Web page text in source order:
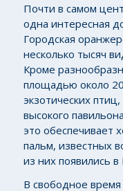
Почти в самом
одна интересная
Городская
несколько тысяч
Кроме
площадью около
экзотических
высокого
это обеспечивает
пальм, известных
из них появились
В свободное